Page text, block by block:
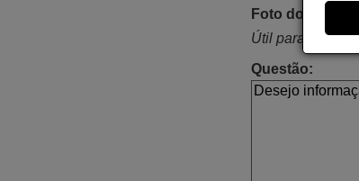
Foto do
Útil para
Questão: